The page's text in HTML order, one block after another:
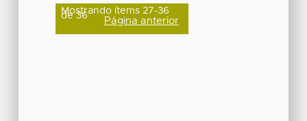
Mostrando ítems 27-36
de 36 Página anterior